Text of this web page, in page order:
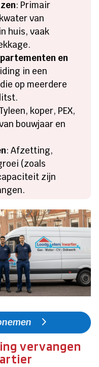
: Primair
van
huis, vaak
en
in een
op meerdere
koper, PEX,
bouwjaar en
: Afzetting,
(zoals
zijn
vervangen